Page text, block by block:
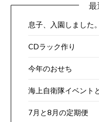
最
息子、入園しました。
CDラック作り
今年のおせち
海上自衛隊イベント
7月と8月の定期便